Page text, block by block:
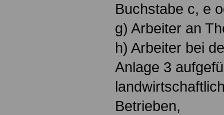
Buchstabe c, e
g) Arbeiter an
h) Arbeiter bei
Anlage 3
Betrieben,